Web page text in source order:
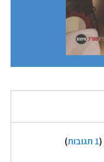
(1 תגובות
)